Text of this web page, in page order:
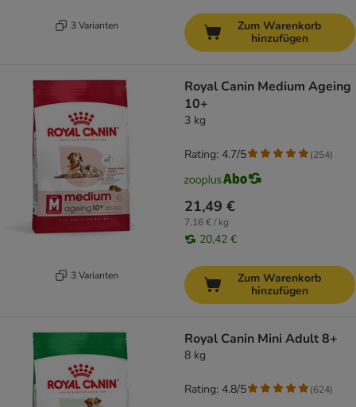
3 Varianten
Zum Warenkorb
hinzufügen
3 Varianten
Royal Canin Medium Ageing
10+
3 kg
21,49 €
7,16 € / kg
20,42 €
Rating: 4.7/5 (254)
Zum Warenkorb
hinzufügen
Royal Canin Mini Adult 8+
8 kg
Rating: 4.8/5 (624)